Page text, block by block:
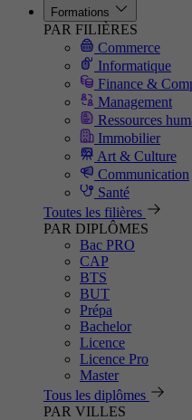
Formations
PAR FILIÈRES
Commerce
Informatique
Finance &
Management
Ressources
Immobilier
Art & Culture
Communication
Santé
Toutes les filières
PAR DIPLÔMES
Bac PRO
CAP
BTS
BUT
Prépa
Bachelor
Licence
Licence Pro
Master
Tous les diplômes
PAR VILLES